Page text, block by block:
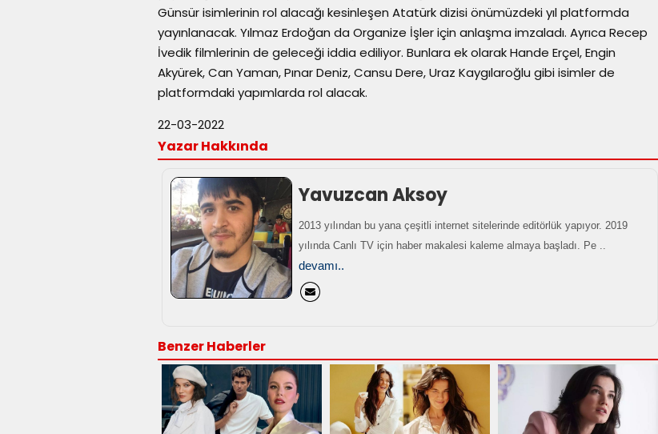
Günsür isimlerinin rol alacağı kesinleşen Atatürk dizisi önümüzdeki yıl platformda
yayınlanacak. Yılmaz Erdoğan da Organize İşler için anlaşma imzaladı. Ayrıca Recep
İvedik filmlerinin de geleceği iddia ediliyor. Bunlara ek olarak Hande Erçel, Engin
Akyürek, Can Yaman, Pınar Deniz, Cansu Dere, Uraz Kaygılaroğlu gibi isimler de
platformdaki yapımlarda rol alacak.
22-03-2022
Yazar Hakkında
Yavuzcan Aksoy
2013 yılından bu yana çeşitli internet sitelerinde editörlük yapıyor. 2019
yılında Canlı TV için haber makalesi kaleme almaya başladı. Pe ..
devamı..
Benzer Haberler